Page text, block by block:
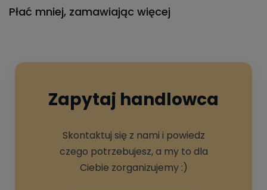
Płać mniej, zamawiając więcej
Zapytaj handlowca
Skontaktuj się z nami i powiedz
czego potrzebujesz, a my to dla
Ciebie zorganizujemy :)